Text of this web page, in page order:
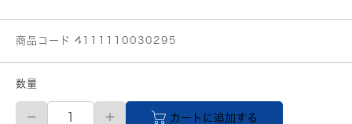
商品コード 4111110030295
数量
シ
カートに追加する